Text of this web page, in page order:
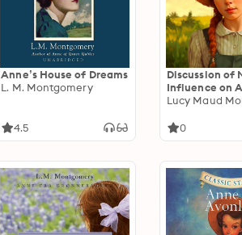
Anne’s House of Dreams
L. M. Montgomery
4.5
Discussion of
Influence on
Character
Lucy Maud
0